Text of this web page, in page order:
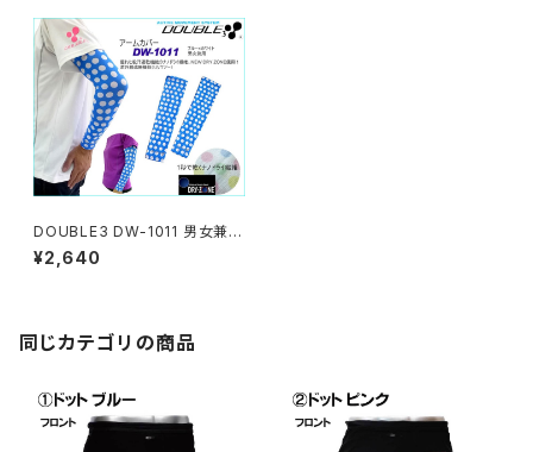
DOUBLE3 DW-1011 男女兼用
¥2,640
同じカテゴリの商品